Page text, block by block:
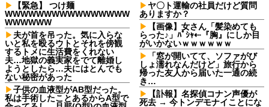
【緊急】 つけ麺
WWWWWWWWWWWWWWWW
WWWWWW
夫が首を吊った。気に入らな
いと私を殴るウトとそれを傍観
するトメに生活費をくれない
夫…地獄の義実家をでて離婚し
ようとしたら…夫にはとんでも
ない秘密があった
子供の血液型がAB型だった。
私は手術したことあるからA型で
ヤ〇ト運輸の社員だけど質問
ありますか？
【画像】女さん「髪染めても
らった♪」ﾊﾟｼｬ⇠『胸』にしか目
がいかないｗｗｗｗｗｗ
「窓が開いてて、ソファがび
しょ濡れなんだけど」旅行から
帰った友人から届いた一通の続
き…
【訃報】名探偵コナン声優が
死去 → 今トンデモナイことにな